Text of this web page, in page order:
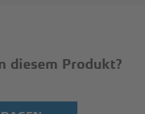
diesem Produkt?